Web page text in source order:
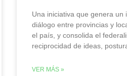
Una iniciativa que genera un
diálogo entre provincias y
el país, y consolida el
reciprocidad de ideas,
VER MÁS »